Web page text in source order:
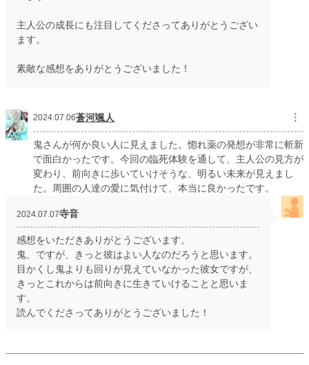
主人公の成長にも注目してくださってありがとうござい
ます。
素敵な感想をありがとうございました！
2024.07.06蒼河颯人 ︙
鬼さんが何か良い人に見えました。惚れ薬の発想が非常に斬新
で面白かったです。今回の臨死体験を通して、主人公の見方が
変わり、前向きに歩いていけそうな、明るい未来が見えまし
た。周囲の人達の愛に気付けて、本当に良かったです。
2024.07.07寺音
感想をいただきありがとうございます。
鬼、ですが、きっと彼はよい人なのだろうと思います。
目かくし鬼よりも回りが見えていなかった彼女ですが、
きっとこれからは前向きに生きていけることと思いま
す。
読んでくださってありがとうございました！